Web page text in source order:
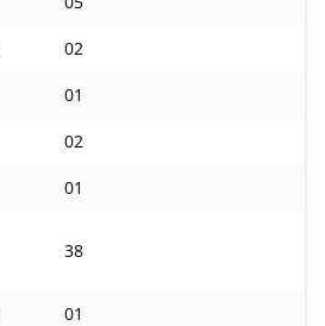
02
01
02
01
38
01